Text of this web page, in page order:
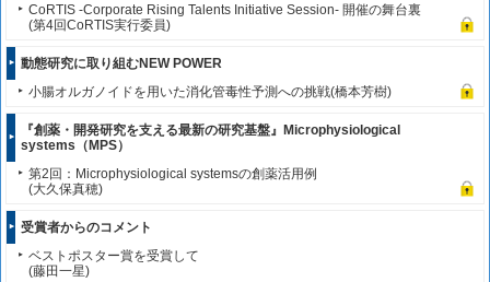
CoRTIS -Corporate Rising Talents Initiative Session- 開催の舞台裏
(第4回CoRTIS実行委員)
動態研究に取り組むNEW POWER
小腸オルガノイドを用いた消化管毒性予測への挑戦(橋本芳樹)
『創薬・開発研究を支える最新の研究基盤』Microphysiological
systems（MPS）
第2回：Microphysiological systemsの創薬活用例
(大久保真穂)
受賞者からのコメント
ベストポスター賞を受賞して
(藤田一星)